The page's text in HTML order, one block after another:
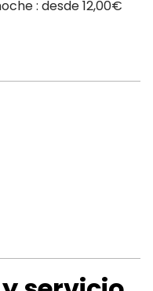
: desde 12,00€